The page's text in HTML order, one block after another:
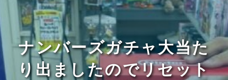
ナンバーズガチャ大当た
り出ましたのでリセット